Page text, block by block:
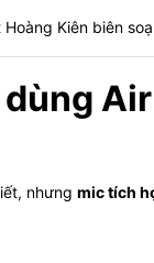
Kiên biên
dùng
nhưng mic tích